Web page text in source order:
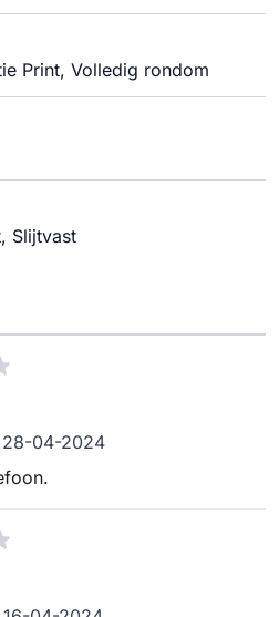
Print, Volledig rondom
Slijtvast
28 april 2024
28-04-2024